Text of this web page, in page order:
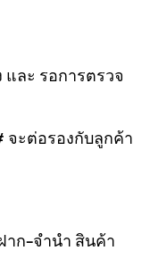
ละ รอการตรวจ
ะต่อรองกับลูกค้า
าก-จำนำ สินค้า